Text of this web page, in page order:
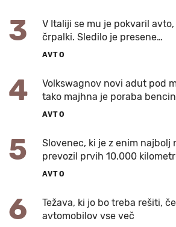
3
V Italiji se mu je pokvaril
črpalki. Sledilo je presene…
AVTO
4
Volkswagnov novi adut pod
tako majhna je poraba
AVTO
5
Slovenec, ki je z enim najbolj
prevozil prvih 10.000
AVTO
6
Težava, ki jo bo treba rešiti,
avtomobilov vse več